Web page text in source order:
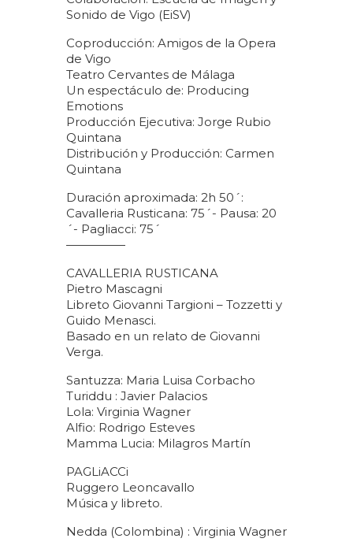
Sonido de Vigo (EiSV)
Coproducción: Amigos de la Opera
de Vigo
Teatro Cervantes de Málaga
Un espectáculo de: Producing
Emotions
Producción Ejecutiva: Jorge Rubio
Quintana
Distribución y Producción: Carmen
Quintana
Duración aproximada: 2h 50´:
Cavalleria Rusticana: 75´- Pausa: 20
´- Pagliacci: 75´
—————
CAVALLERIA RUSTICANA
Pietro Mascagni
Libreto Giovanni Targioni – Tozzetti y
Guido Menasci.
Basado en un relato de Giovanni
Verga.
Santuzza: Maria Luisa Corbacho
Turiddu : Javier Palacios
Lola: Virginia Wagner
Alfio: Rodrigo Esteves
Mamma Lucia: Milagros Martín
PAGLiACCi
Ruggero Leoncavallo
Música y libreto.
Nedda (Colombina) : Virginia Wagner